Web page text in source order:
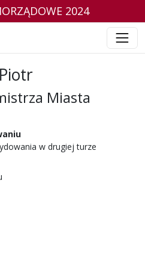
2024
Miasta
w 2024 r.
w drugiej turze